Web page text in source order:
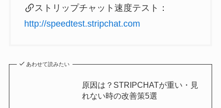
ストリップチャット速度テスト：
http://speedtest.stripchat.com
あわせて読みたい
原因は？STRIPCHATが重い・見
れない時の改善策5選